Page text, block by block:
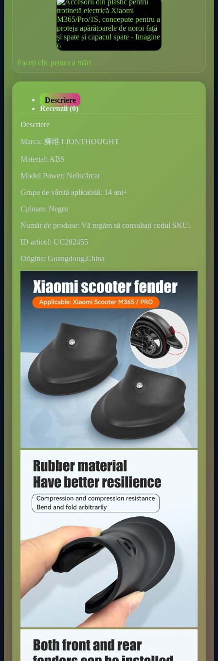
Faceți clic pentru a mări
Descriere
Recenzii (0)
Descriere
Marca: 狮维 LIONTHOUGHT
Material: ABS
Modul Power: Neîncărcat
Grupa de vârstă aplicabilă: 14 ani+
Culoare: Negru
Număr de produse: Vă rugăm să consultați codul SKU.
ID articol: UC282455
Origine: Guangdong,China